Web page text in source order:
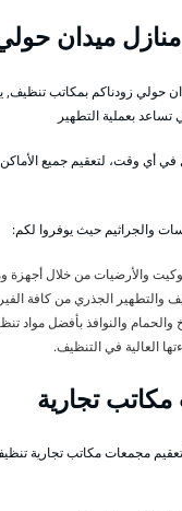
ميدان
حولي زودناكم بمكاتب تنظيف,
تساعد بعملية التطهير
في أي وقت، لتعقيم جميع
والجراثيم حيث يوفروا لكم:
والأرضيات من خلال أجهزة
والتطهير الجذري من كافة
والنوافذ بأفضل مواد
العالية في التنظيف.
تجارية
مجمعات مكاتب تجارية